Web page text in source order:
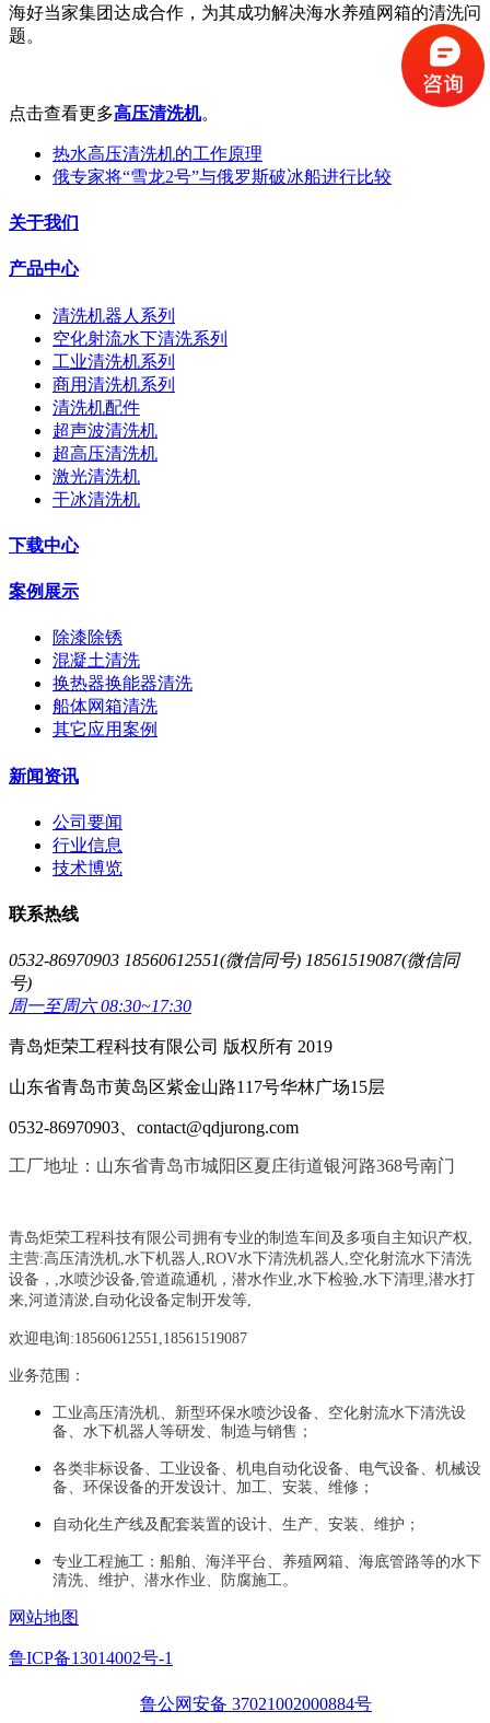
海好当家集团达成合作，为其成功解决海水养殖网箱的清洗问
题。
点击查看更多高压清洗机。
热水高压清洗机的工作原理
俄专家将“雪龙2号”与俄罗斯破冰船进行比较
关于我们
产品中心
清洗机器人系列
空化射流水下清洗系列
工业清洗机系列
商用清洗机系列
清洗机配件
超声波清洗机
超高压清洗机
激光清洗机
干冰清洗机
下载中心
案例展示
除漆除锈
混凝土清洗
换热器换能器清洗
船体网箱清洗
其它应用案例
新闻资讯
公司要闻
行业信息
技术博览
联系热线
0532-86970903 18560612551(微信同号) 18561519087(微信同
号)
周一至周六 08:30~17:30
青岛炬荣工程科技有限公司 版权所有 2019
山东省青岛市黄岛区紫金山路117号华林广场15层
0532-86970903、contact@qdjurong.com
工厂地址：山东省青岛市城阳区夏庄街道银河路368号南门
青岛炬荣工程科技有限公司拥有专业的制造车间及多项自主知识产权,
主营:高压清洗机,水下机器人,ROV水下清洗机器人,空化射流水下清洗
设备， ,水喷沙设备,管道疏通机 ， 潜水作业,水下检验,水下清理,潜水打
来,河道清淤,自动化设备定制开发等,
欢迎电询:18560612551,18561519087
业务范围：
工业高压清洗机、新型环保水喷沙设备、空化射流水下清洗设
备、水下机器人等研发、制造与销售；
各类非标设备、工业设备、机电自动化设备、电气设备、机械设
备、环保设备的开发设计、加工、安装、维修；
自动化生产线及配套装置的设计、生产、安装、维护；
专业工程施工：船舶、海洋平台、养殖网箱、海底管路等的水下
清洗、维护、潜水作业、防腐施工。
网站地图
鲁ICP备13014002号-1
鲁公网安备 37021002000884号